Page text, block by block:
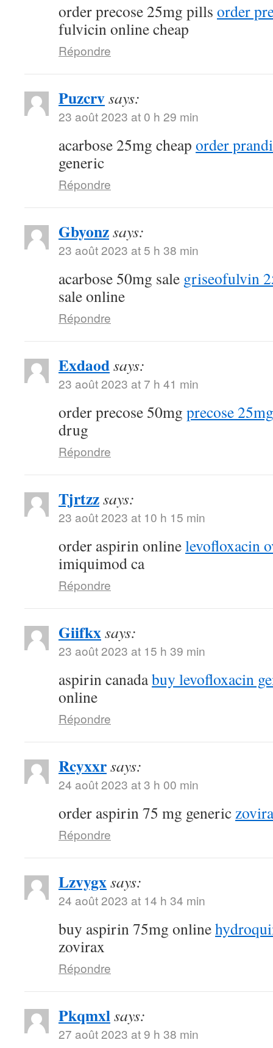
order precose 25mg pills order
fulvicin online cheap
Répondre
Puzcrvsays:
23 août 2023 at 0 h 29 min
acarbose 25mg cheap order
generic
Répondre
Gbyonzsays:
23 août 2023 at 5 h 38 min
acarbose 50mg sale griseofulvin
sale online
Répondre
Exdaodsays:
23 août 2023 at 7 h 41 min
order precose 50mg precose
drug
Répondre
Tjrtzzsays:
23 août 2023 at 10 h 15 min
order aspirin onlinelevofloxacin
imiquimod ca
Répondre
Giifkxsays:
23 août 2023 at 15 h 39 min
aspirin canadabuy levofloxacin
online
Répondre
Rcyxxrsays:
24 août 2023 at 3 h 00 min
order aspirin 75 mg generic
Répondre
Lzvygxsays:
24 août 2023 at 14 h 34 min
buy aspirin 75mg online
zovirax
Répondre
Pkqmxlsays:
27 août 2023 at 9 h 38 min